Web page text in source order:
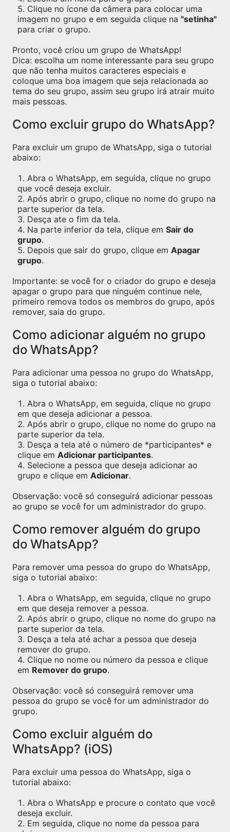
Clique no ícone da câmera para colocar uma
imagem no grupo e em seguida clique na "setinha"
para criar o grupo.
Pronto, você criou um grupo de WhatsApp!
Dica: escolha um nome interessante para seu grupo
que não tenha muitos caracteres especiais e
coloque uma boa imagem que seja relacionada ao
tema do seu grupo, assim seu grupo irá atrair muito
mais pessoas.
Como excluir grupo do WhatsApp?
Para excluir um grupo de WhatsApp, siga o tutorial
abaixo:
Abra o WhatsApp, em seguida, clique no grupo
que você deseja excluir.
Após abrir o grupo, clique no nome do grupo na
parte superior da tela.
Desça ate o fim da tela.
Na parte inferior da tela, clique em Sair do
grupo.
Depois que sair do grupo, clique em Apagar
grupo.
Importante: se você for o criador do grupo e deseja
apagar o grupo para que ninguém continue nele,
primeiro remova todos os membros do grupo, após
remover, saia do grupo.
Como adicionar alguém no grupo
do WhatsApp?
Para adicionar uma pessoa no grupo do WhatsApp,
siga o tutorial abaixo:
Abra o WhatsApp, em seguida, clique no grupo
em que deseja adicionar a pessoa.
Após abrir o grupo, clique no nome do grupo na
parte superior da tela.
Desça a tela até o número de *participantes* e
clique em Adicionar participantes.
Selecione a pessoa que deseja adicionar ao
grupo e clique em Adicionar.
Observação: você só conseguirá adicionar pessoas
ao grupo se você for um administrador do grupo.
Como remover alguém do grupo
do WhatsApp?
Para remover uma pessoa do grupo do WhatsApp,
siga o tutorial abaixo:
Abra o WhatsApp, em seguida, clique no grupo
em que deseja remover a pessoa.
Após abrir o grupo, clique no nome do grupo na
parte superior da tela.
Desça a tela até achar a pessoa que deseja
remover do grupo.
Clique no nome ou número da pessoa e clique
em Remover do grupo.
Observação: você só conseguirá remover uma
pessoa do grupo se você for um administrador do
grupo.
Como excluir alguém do
WhatsApp? (iOS)
Para excluir uma pessoa do WhatsApp, siga o
tutorial abaixo:
Abra o WhatsApp e procure o contato que você
deseja excluir.
Em seguida, clique no nome da pessoa para